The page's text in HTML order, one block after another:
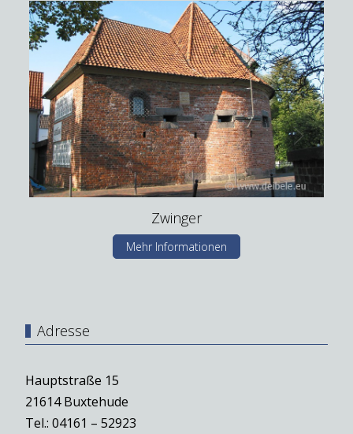
Zwinger
Mehr Informationen
Adresse
Hauptstraße 15
21614 Buxtehude
Tel.: 04161 – 52923